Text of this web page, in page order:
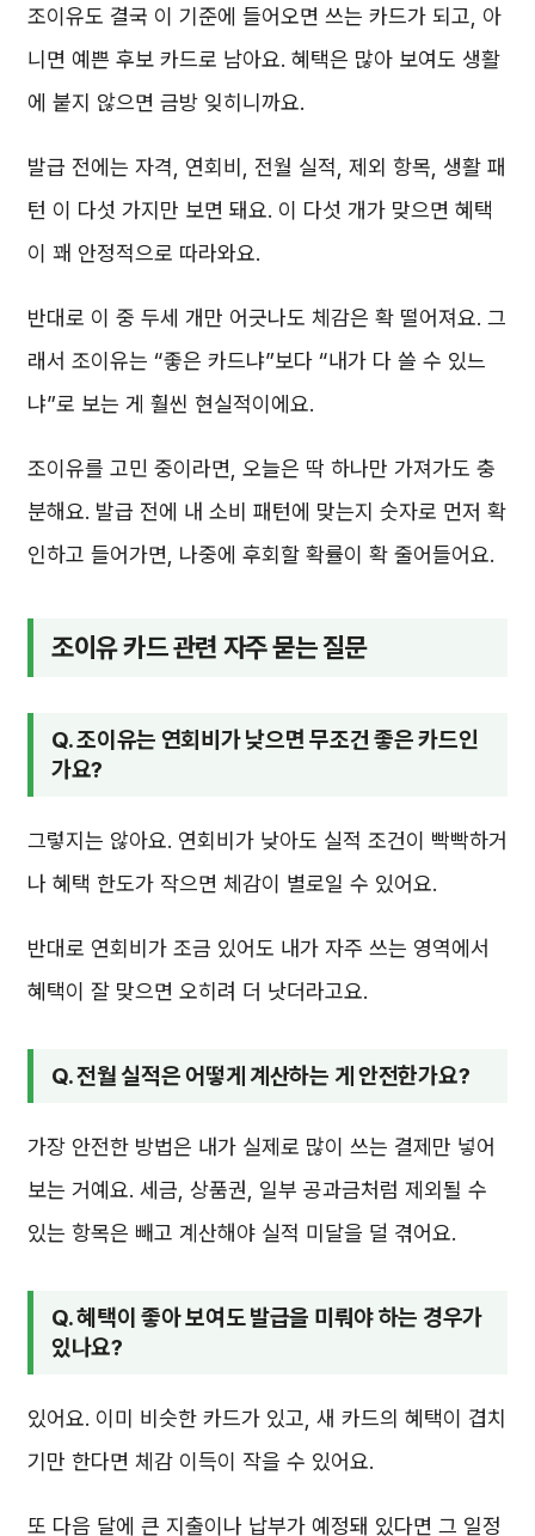
조이유도 결국 이 기준에 들어오면 쓰는 카드가 되고, 아
니면 예쁜 후보 카드로 남아요. 혜택은 많아 보여도 생활
에 붙지 않으면 금방 잊히니까요.
발급 전에는 자격, 연회비, 전월 실적, 제외 항목, 생활 패
턴 이 다섯 가지만 보면 돼요. 이 다섯 개가 맞으면 혜택
이 꽤 안정적으로 따라와요.
반대로 이 중 두세 개만 어긋나도 체감은 확 떨어져요. 그
래서 조이유는 “좋은 카드냐”보다 “내가 다 쓸 수 있느
냐”로 보는 게 훨씬 현실적이에요.
조이유를 고민 중이라면, 오늘은 딱 하나만 가져가도 충
분해요. 발급 전에 내 소비 패턴에 맞는지 숫자로 먼저 확
인하고 들어가면, 나중에 후회할 확률이 확 줄어들어요.
조이유 카드 관련 자주 묻는 질문
Q. 조이유는 연회비가 낮으면 무조건 좋은 카드인
가요?
그렇지는 않아요. 연회비가 낮아도 실적 조건이 빡빡하거
나 혜택 한도가 작으면 체감이 별로일 수 있어요.
반대로 연회비가 조금 있어도 내가 자주 쓰는 영역에서
혜택이 잘 맞으면 오히려 더 낫더라고요.
Q. 전월 실적은 어떻게 계산하는 게 안전한가요?
가장 안전한 방법은 내가 실제로 많이 쓰는 결제만 넣어
보는 거예요. 세금, 상품권, 일부 공과금처럼 제외될 수
있는 항목은 빼고 계산해야 실적 미달을 덜 겪어요.
Q. 혜택이 좋아 보여도 발급을 미뤄야 하는 경우가
있나요?
있어요. 이미 비슷한 카드가 있고, 새 카드의 혜택이 겹치
기만 한다면 체감 이득이 작을 수 있어요.
또 다음 달에 큰 지출이나 납부가 예정돼 있다면 그 일정